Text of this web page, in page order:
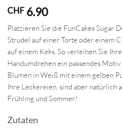
CHF 6.90
Platzieren Sie die FunCakes Sugar
Strudel auf einer Torte oder einem
auf einem Keks. So verleihen Sie
Handumdrehen ein passendes
Blumen in Weiß mit einem gelben
Ihre Leckereien, sind aber natürlich
Frühling und Sommer!
Zutaten